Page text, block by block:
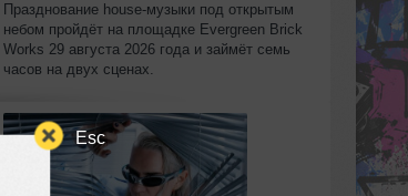
Esc
Празднование house-музыки под открытым
небом пройдёт на площадке Evergreen Brick
Works 29 августа 2026 года и займёт семь
часов на двух сценах.